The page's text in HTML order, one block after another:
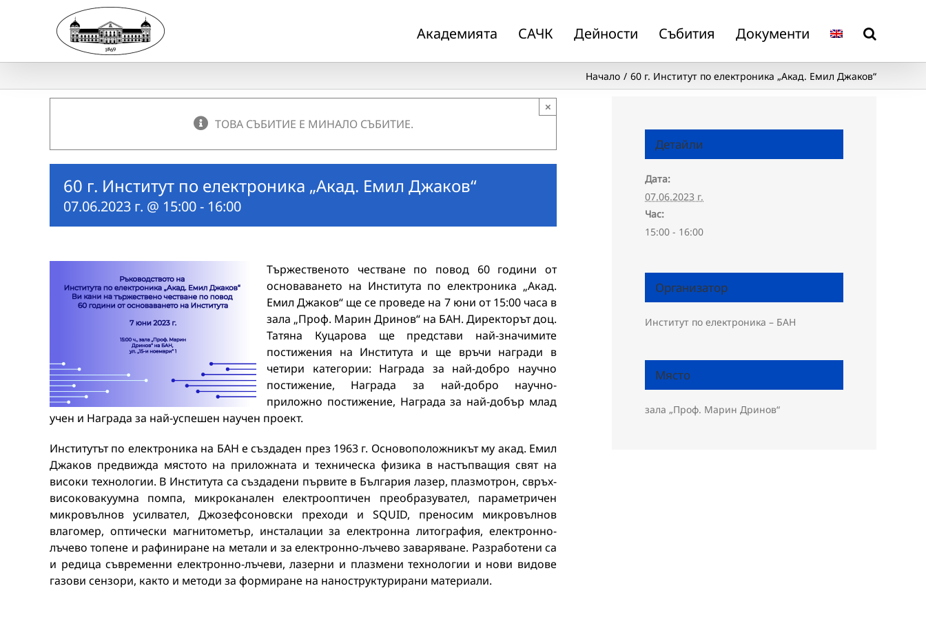
Академията САЧК Дейности Събития Документи
Начало 60 г. Институт по електроника „Акад. Емил Джаков“
ТОВА СЪБИТИЕ Е МИНАЛО СЪБИТИЕ.
×
60 г. Институт по електроника „Акад. Емил Джаков“
07.06.2023 г. @ 15:00- 16:00
Тържественото честване по повод 60 години от
основаването на Института по електроника „Акад.
Емил Джаков“ ще се проведе на 7 юни от 15:00 часа в
зала „Проф. Марин Дринов“ на БАН. Директорът доц.
Татяна Куцарова ще представи най-значимите
постижения на Института и ще връчи награди в
четири категории: Награда за най-добро научно
постижение, Награда за най-добро научно-
приложно постижение, Награда за най-добър млад
учен и Награда за най-успешен научен проект.
Институтът по електроника на БАН е създаден през 1963 г. Основоположникът му акад. Емил
Джаков предвижда мястото на приложната и техническа физика в настъпващия свят на
високи технологии. В Института са създадени първите в България лазер, плазмотрон, свръх-
високовакуумна помпа, микроканален електрооптичен преобразувател, параметричен
микровълнов усилвател, Джозефсоновски преходи и SQUID, преносим микровълнов
влагомер, оптически магнитометър, инсталации за електронна литография, електронно-
лъчево топене и рафиниране на метали и за електронно-лъчево заваряване. Разработени са
и редица съвременни електронно-лъчеви, лазерни и плазмени технологии и нови видове
газови сензори, както и методи за формиране на наноструктурирани материали.
Детайли
Дата:
07.06.2023 г.
Час:
15:00 - 16:00
Организатор
Институт по електроника – БАН
Място
зала „Проф. Марин Дринов“